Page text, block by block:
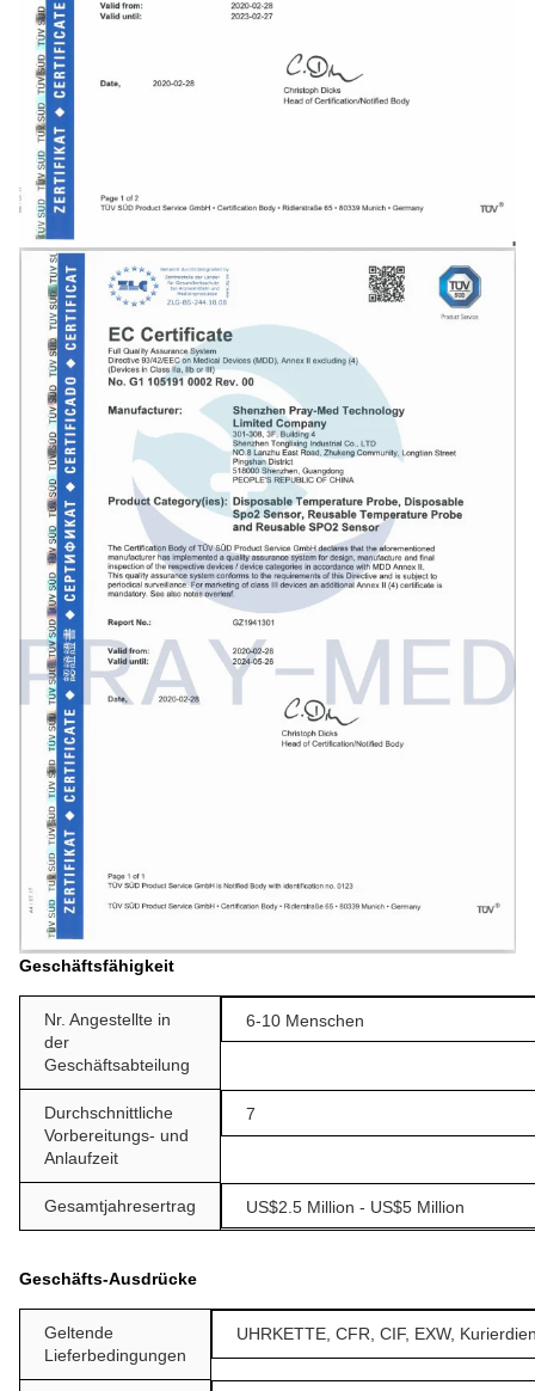
Geschäftsfähigkeit
Nr. Angestellte in
der
Geschäftsabteilung
6-10 Menschen
Durchschnittliche
Vorbereitungs- und
Anlaufzeit
7
Gesamtjahresertrag US$2.5 Million - US$5 Million
Geschäfts-Ausdrücke
Geltende
Lieferbedingungen
UHRKETTE, CFR, CIF, EXW,